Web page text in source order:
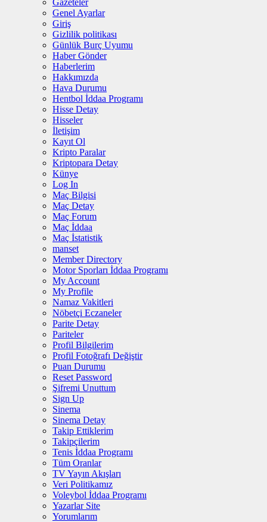
Gazeteler
Genel Ayarlar
Giriş
Gizlilik politikası
Günlük Burç Uyumu
Haber Gönder
Haberlerim
Hakkımızda
Hava Durumu
Hentbol İddaa Programı
Hisse Detay
Hisseler
İletişim
Kayıt Ol
Kripto Paralar
Kriptopara Detay
Künye
Log In
Maç Bilgisi
Maç Detay
Maç Forum
Maç İddaa
Maç İstatistik
manset
Member Directory
Motor Sporları İddaa Programı
My Account
My Profile
Namaz Vakitleri
Nöbetçi Eczaneler
Parite Detay
Pariteler
Profil Bilgilerim
Profil Fotoğrafı Değiştir
Puan Durumu
Reset Password
Şifremi Unuttum
Sign Up
Sinema
Sinema Detay
Takip Ettiklerim
Takipçilerim
Tenis İddaa Programı
Tüm Oranlar
TV Yayın Akışları
Veri Politikamız
Voleybol İddaa Programı
Yazarlar Site
Yorumlarım